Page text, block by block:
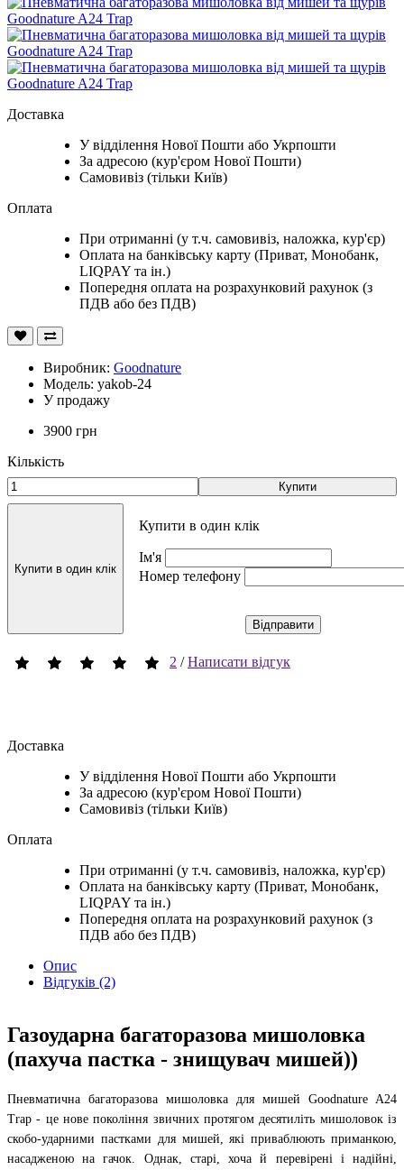
Доставка
У відділення Нової Пошти або Укрпошти
За адресою (кур'єром Нової Пошти)
Самовивіз (тільки Київ)
Оплата
При отриманні (у т.ч. самовивіз, наложка, кур'єр)
Оплата на банківську карту (Приват, Монобанк,
LIQPAY та ін.)
Попередня оплата на розрахунковий рахунок (з
ПДВ або без ПДВ)
Виробник: Goodnature
Модель: yakob-24
У продажу
3900 грн
Кількість
Купити
Купити в один клік
Купити в один клік
Ім'я
Номер телефону
Відправити
2 /Написати відгук
Доставка
У відділення Нової Пошти або Укрпошти
За адресою (кур'єром Нової Пошти)
Самовивіз (тільки Київ)
Оплата
При отриманні (у т.ч. самовивіз, наложка, кур'єр)
Оплата на банківську карту (Приват, Монобанк,
LIQPAY та ін.)
Попередня оплата на розрахунковий рахунок (з
ПДВ або без ПДВ)
Опис
Відгуків (2)
Газоударна багаторазова мишоловка
(пахуча пастка - знищувач мишей))
Пневматична багаторазова мишоловка для мишей Goodnature A24
Trap - це нове покоління звичних протягом десятиліть мишоловок із
скобо-ударними пастками для мишей, які приваблюють приманкою,
насадженою на гачок. Однак, старі, хоча й перевірені і надійні,